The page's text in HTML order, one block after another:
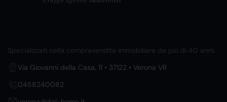
Specializzati nella compravendita immobiliare da più di 40 anni.
Via Giovanni della Casa, 11 • 37122 • Verona VR
0458240082